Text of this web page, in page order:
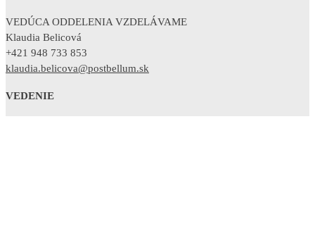
VEDÚCA ODDELENIA VZDELÁVAME
Klaudia Belicová
+421 948 733 853
klaudia.belicova@postbellum.sk
VEDENIE